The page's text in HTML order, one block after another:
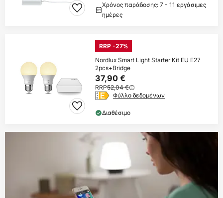
Χρόνος παράδοσης: 7 - 11 εργάσιμες
ημέρες
RRP -27%
Nordlux Smart Light Starter Kit EU E27
2pcs+Bridge
37,90 €
RRP52,04 €
Φύλλο δεδομένων
Διαθέσιμο